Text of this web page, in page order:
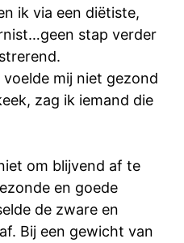
ik via een diëtiste,
stap verder
mij niet gezond
zag ik iemand die
om blijvend af te
en goede
de zware en
Bij een gewicht van